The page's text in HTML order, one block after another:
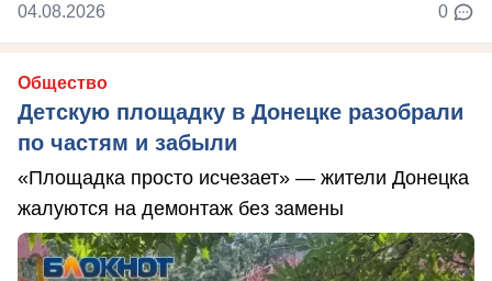
04.08.2026 0
Общество
Детскую площадку в Донецке разобрали
по частям и забыли
«Площадка просто исчезает» — жители Донецка
жалуются на демонтаж без замены